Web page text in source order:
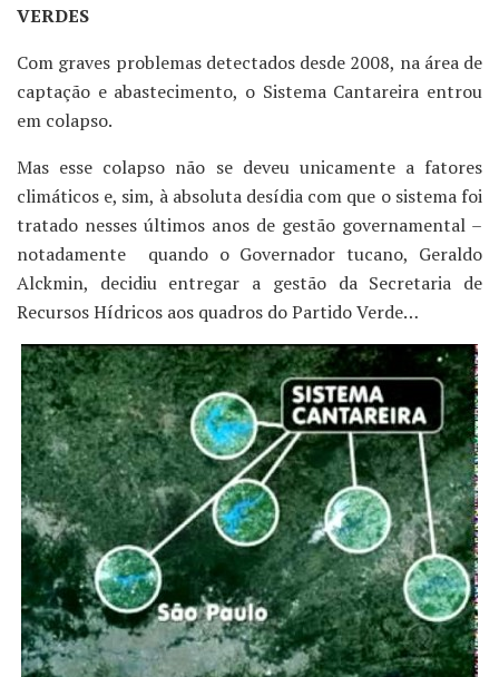
VERDES
Com graves problemas detectados desde 2008, na área de
captação e abastecimento, o Sistema Cantareira entrou
em colapso.
Mas esse colapso não se deveu unicamente a fatores
climáticos e, sim, à absoluta desídia com que o sistema foi
tratado nesses últimos anos de gestão governamental –
notadamente quando o Governador tucano, Geraldo
Alckmin, decidiu entregar a gestão da Secretaria de
Recursos Hídricos aos quadros do Partido Verde…